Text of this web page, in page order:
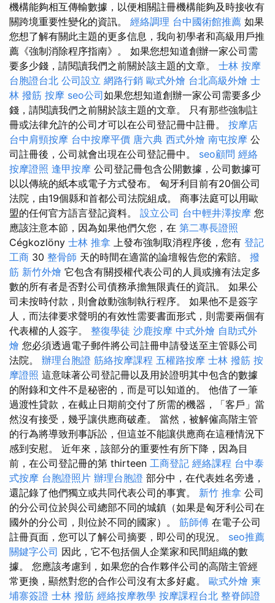
機構能夠相互傳輸數據，以便相關註冊機構能夠及時接收有
關跨境重要性變化的資訊。 經絡調理 台中國術館推薦 如果
您想了解有關此主題的更多信息，我向初學者和高級用戶推
薦《強制消除程序指南》。 如果您想知道創辦一家公司需
要多少錢，請閱讀我們之前關於該主題的文章。 士林 按摩
台胞證台北 公司設立 網路行銷 歐式外燴 台北高級外燴 士
林 撥筋 按摩 seo公司如果您想知道創辦一家公司需要多少
錢，請閱讀我們之前關於該主題的文章。 只有那些強制註
冊或法律允許的公司才可以在公司登記冊中註冊。 按摩店
台中肩頸按摩 台中按摩平價 唐六典 西式外燴 南屯按摩 公
司註冊後，公司就會出現在公司登記冊中。 seo顧問 經絡
按摩證照 逢甲按摩 公司登記冊包含公開數據，公司數據可
以以傳統的紙本或電子方式發布。 匈牙利目前有20個公司
法院，由19個縣和首都公司法院組成。 商事法庭可以用歐
盟的任何官方語言登記資料。 設立公司 台中輕井澤按摩 您
應該注意本節，因為如果他們欠您，在 第二專長證照
Cégkozlöny 士林 推拿 上發布強制取消程序後，您有 登記
工商 30 整骨師 天的時間在適當的論壇報告您的索賠。 撥
筋 新竹外燴 它包含有關授權代表公司的人員或擁有法定多
數的所有者是否對公司債務承擔無限責任的資訊。 如果公
司未按時付款，則會啟動強制執行程序。 如果他不是簽字
人，而法律要求聲明的有效性需要書面形式，則需要兩個有
代表權的人簽字。 整復學徒 沙鹿按摩 中式外燴 自助式外
燴 您必須透過電子郵件將公司註冊申請發送至主管縣公司
法院。 辦理台胞證 筋絡按摩課程 五權路按摩 士林 撥筋 按
摩證照 這意味著公司登記冊以及用於證明其中包含的數據
的附錄和文件不是秘密的，而是可以知道的。 他借了一筆
過渡性貸款，在截止日期前交付了所需的機器，「客戶」當
然沒有接受，幾乎讓供應商破產。 當然，被解僱高階主管
的行為將導致刑事訴訟，但這並不能讓供應商在這種情況下
感到安慰。 近年來，該部分的重要性有所下降，因為目
前，在公司登記冊的第 thirteen 工商登記 經絡課程 台中泰
式按摩 台胞證照片 辦理台胞證 部分中，在代表姓名旁邊，
還記錄了他們獨立或共同代表公司的事實。 新竹 推拿 公司
的分公司位於與公司總部不同的城鎮（如果是匈牙利公司在
國外的分公司，則位於不同的國家）。 筋師傅 在電子公司
註冊頁面，您可以了解公司摘要，即公司的現況。 seo推薦
關鍵字公司 因此，它不包括個人企業家和民間組織的數
據。 您應該考慮到，如果您的合作夥伴公司的高階主管經
常更換，顯然對您的合作公司沒有太多好處。 歐式外燴 柬
埔寨簽證 士林 撥筋 經絡按摩教學 按摩課程台北 整脊師證